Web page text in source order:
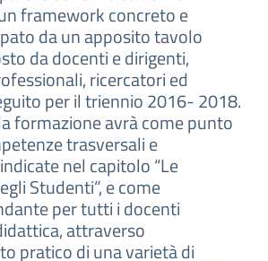
framework concreto e
da un apposito tavolo
da docenti e dirigenti,
ricercatori ed
per il triennio 2016- 2018.
formazione avrà come punto
trasversali e
nel capitolo “Le
Studenti”, e come
per tutti i docenti
attraverso
pratico di una varietà di